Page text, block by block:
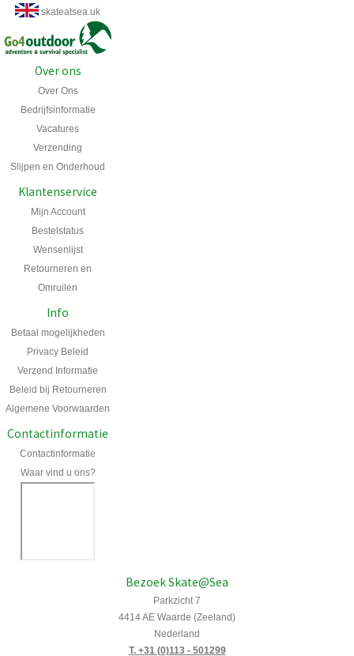
skateatsea.uk
Over ons
Over Ons
Bedrijfsinformatie
Vacatures
Verzending
Slijpen en Onderhoud
Klantenservice
Mijn Account
Bestelstatus
Wensenlijst
Retourneren en
Omruilen
Info
Betaal mogelijkheden
Privacy Beleid
Verzend Informatie
Beleid bij Retourneren
Algemene Voorwaarden
Contactinformatie
Contactinformatie
Waar vind u ons?
Bezoek Skate@Sea
Parkzicht 7
4414 AE Waarde (Zeeland)
Nederland
T. +31 (0)113 - 501299